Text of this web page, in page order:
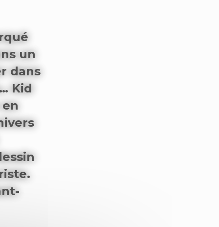
un
dans
Kid